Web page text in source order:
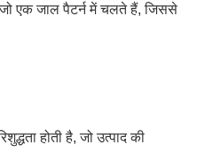
एक जाल पैटर्न में चलते हैं, जिससे
होती है, जो उत्पाद की